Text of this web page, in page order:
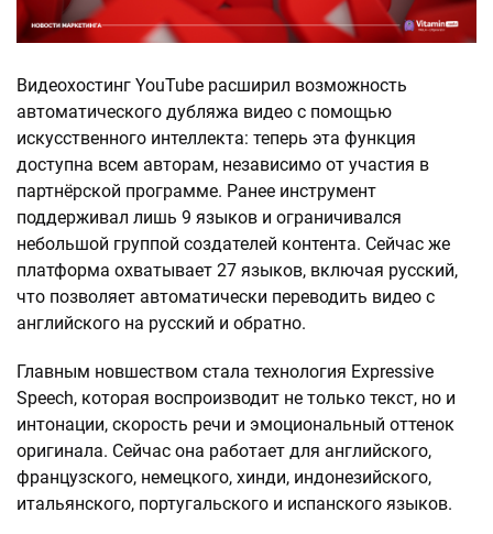
Видеохостинг YouTube расширил возможность
автоматического дубляжа видео с помощью
искусственного интеллекта: теперь эта функция
доступна всем авторам, независимо от участия в
партнёрской программе. Ранее инструмент
поддерживал лишь 9 языков и ограничивался
небольшой группой создателей контента. Сейчас же
платформа охватывает 27 языков, включая русский,
что позволяет автоматически переводить видео с
английского на русский и обратно.
Главным новшеством стала технология Expressive
Speech, которая воспроизводит не только текст, но и
интонации, скорость речи и эмоциональный оттенок
оригинала. Сейчас она работает для английского,
французского, немецкого, хинди, индонезийского,
итальянского, португальского и испанского языков.